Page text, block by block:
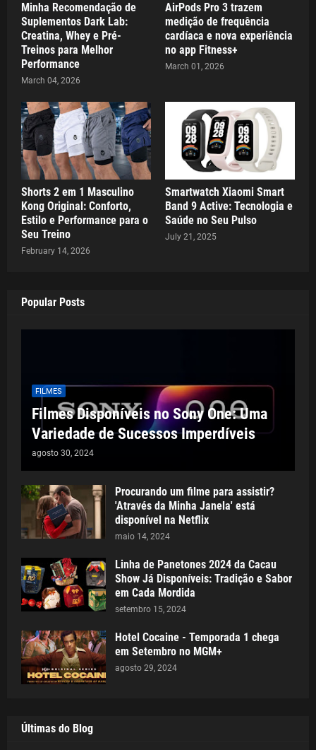
Minha Recomendação de
Suplementos Dark Lab:
Creatina, Whey e Pré-
Treinos para Melhor
Performance
March 04, 2026
AirPods Pro 3 trazem
medição de frequência
cardíaca e nova experiência
no app Fitness+
March 01, 2026
Shorts 2 em 1 Masculino
Kong Original: Conforto,
Estilo e Performance para o
Seu Treino
February 14, 2026
Smartwatch Xiaomi Smart
Band 9 Active: Tecnologia e
Saúde no Seu Pulso
July 21, 2025
Popular Posts
FILMES
Filmes Disponíveis no Sony One: Uma
Variedade de Sucessos Imperdíveis
agosto 30, 2024
Procurando um filme para assistir?
'Através da Minha Janela' está
disponível na Netflix
maio 14, 2024
Linha de Panetones 2024 da Cacau
Show Já Disponíveis: Tradição e Sabor
em Cada Mordida
setembro 15, 2024
Hotel Cocaine - Temporada 1 chega
em Setembro no MGM+
agosto 29, 2024
Últimas do Blog